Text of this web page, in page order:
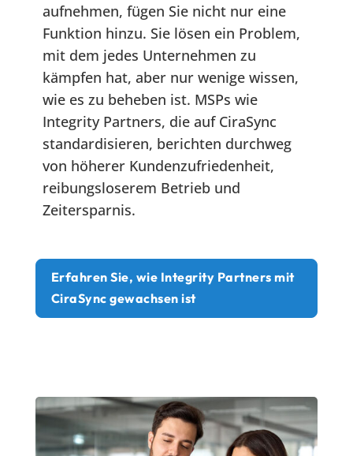
aufnehmen, fügen Sie nicht nur eine
Funktion hinzu. Sie lösen ein Problem,
mit dem jedes Unternehmen zu
kämpfen hat, aber nur wenige wissen,
wie es zu beheben ist. MSPs wie
Integrity Partners, die auf CiraSync
standardisieren, berichten durchweg
von höherer Kundenzufriedenheit,
reibungsloserem Betrieb und
Zeitersparnis.
Erfahren Sie, wie Integrity Partners mit
CiraSync gewachsen ist